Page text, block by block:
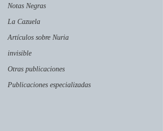
Notas Negras
La Cazuela
Artículos sobre Nuria
invisible
Otras publicaciones
Publicaciones especializadas